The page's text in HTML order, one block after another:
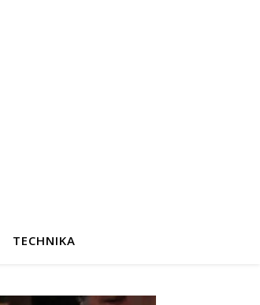
TECHNIKA